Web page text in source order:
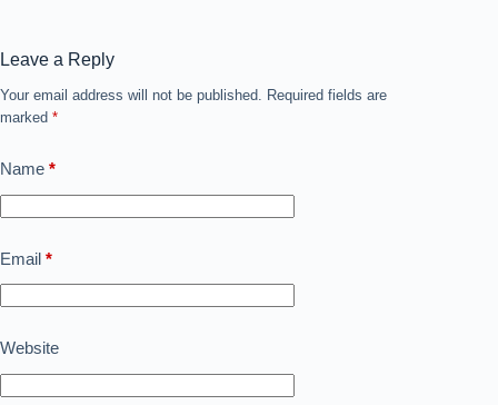
Leave a Reply
Your email address will not be published. Required fields are
marked *
Name *
Email *
Website